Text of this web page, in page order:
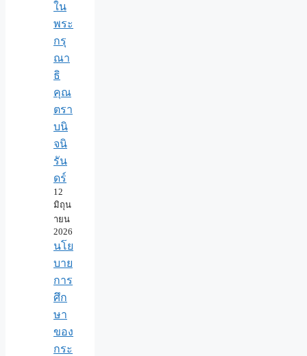
ใน
พระ
กรุ
ณา
ธิ
คุณ
ตรา
บนิ
จนิ
รัน
ดร์
12
มิถุน
ายน
2026
นโย
บาย
การ
ศึก
ษา
ของ
กระ